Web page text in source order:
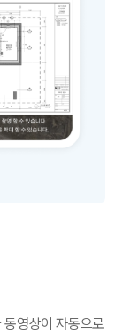
영상이 자동으로